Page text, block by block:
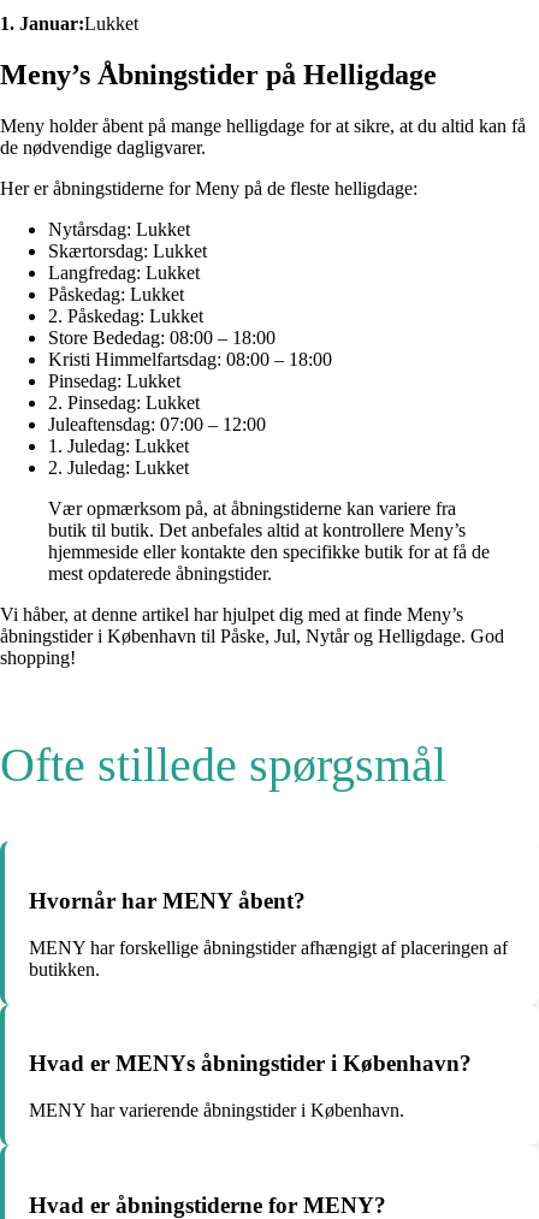
1. Januar:Lukket
Meny’s Åbningstider på Helligdage
Meny holder åbent på mange helligdage for at sikre, at du altid kan få
de nødvendige dagligvarer.
Her er åbningstiderne for Meny på de fleste helligdage:
Nytårsdag: Lukket
Skærtorsdag: Lukket
Langfredag: Lukket
Påskedag: Lukket
2. Påskedag: Lukket
Store Bededag: 08:00 – 18:00
Kristi Himmelfartsdag: 08:00 – 18:00
Pinsedag: Lukket
2. Pinsedag: Lukket
Juleaftensdag: 07:00 – 12:00
1. Juledag: Lukket
2. Juledag: Lukket
Vær opmærksom på, at åbningstiderne kan variere fra
butik til butik. Det anbefales altid at kontrollere Meny’s
hjemmeside eller kontakte den specifikke butik for at få de
mest opdaterede åbningstider.
Vi håber, at denne artikel har hjulpet dig med at finde Meny’s
åbningstider i København til Påske, Jul, Nytår og Helligdage. God
shopping!
Ofte stillede spørgsmål
Hvornår har MENY åbent?
MENY har forskellige åbningstider afhængigt af placeringen af ​​
butikken.
Hvad er MENYs åbningstider i København?
MENY har varierende åbningstider i København.
Hvad er åbningstiderne for MENY?